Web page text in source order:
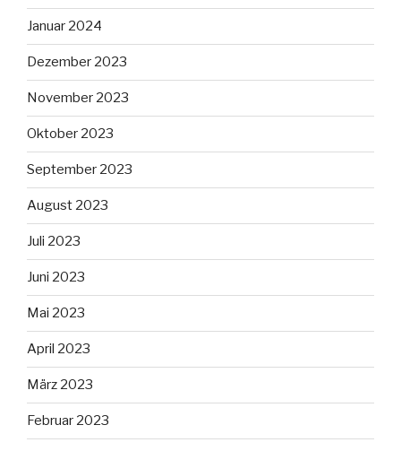
Januar 2024
Dezember 2023
November 2023
Oktober 2023
September 2023
August 2023
Juli 2023
Juni 2023
Mai 2023
April 2023
März 2023
Februar 2023